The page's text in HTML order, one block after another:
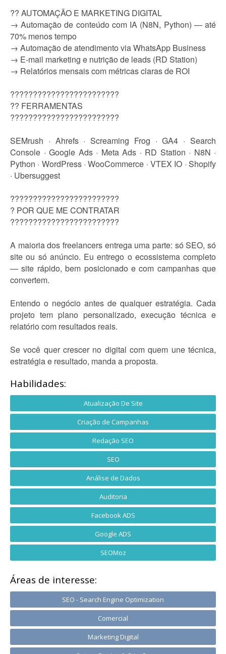
?? AUTOMAÇÃO E MARKETING DIGITAL
→ Automação de conteúdo com IA (N8N, Python) — até
70% menos tempo
→ Automação de atendimento via WhatsApp Business
→ E-mail marketing e nutrição de leads (RD Station)
→ Relatórios mensais com métricas claras de ROI
????????????????????????
?? FERRAMENTAS
????????????????????????
SEMrush · Ahrefs · Screaming Frog · GA4 · Search
Console · Google Ads · Meta Ads · RD Station · N8N ·
Python · WordPress · WooCommerce · VTEX IO · Shopify
· Ubersuggest
????????????????????????
? POR QUE ME CONTRATAR
????????????????????????
A maioria dos freelancers entrega uma parte: só SEO, só
site ou só anúncio. Eu entrego o ecossistema completo
— site rápido, bem posicionado e com campanhas que
convertem.
Entendo o negócio antes de qualquer estratégia. Cada
projeto tem plano personalizado, execução técnica e
relatório com resultados reais.
Se você quer crescer no digital com quem une técnica,
estratégia e resultado, manda a proposta.
Habilidades:
Atualização De Site
Criação de Campanhas
Redação SEO
SEO
Análise de Dados
Auditoria
Facebook ADS
Google ADS
SEOMoz
Áreas de interesse:
SEO - Search Engine Optimization
Comercial
Marketing Digital